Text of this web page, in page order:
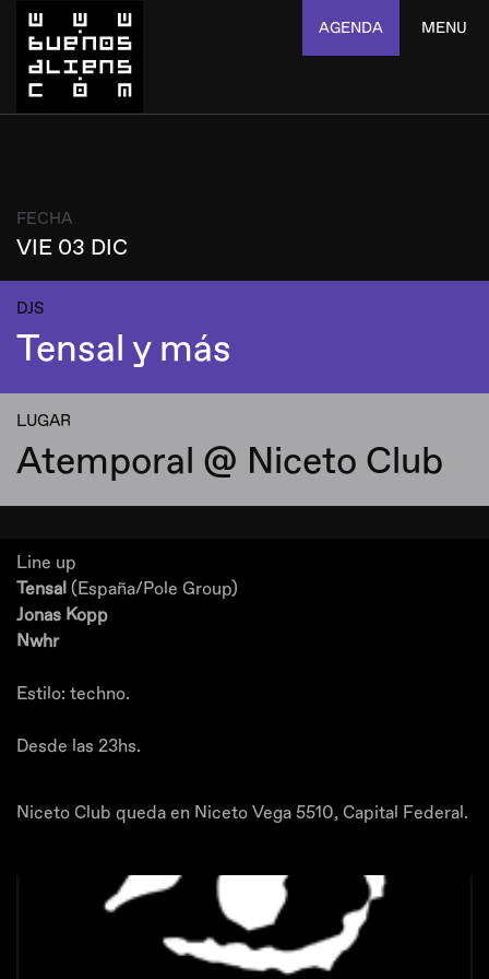
AGENDA MENU
FECHA
VIE 03 DIC
DJS
Tensal y más
LUGAR
Atemporal @ Niceto Club
Line up
Tensal (España/Pole Group)
Jonas Kopp
Nwhr
Estilo: techno.
Desde las 23hs.
Niceto Club queda en Niceto Vega 5510, Capital Federal.